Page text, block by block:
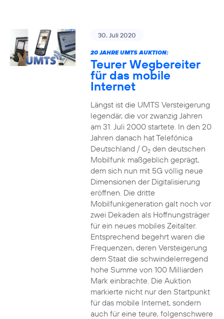
30. Juli 2020
20 JAHRE UMTS AUKTION:
Teurer Wegbereiter
für das mobile
Internet
Längst ist die UMTS Versteigerung
legendär, die vor zwanzig Jahren
am 31. Juli 2000 startete. In den 20
Jahren danach hat Telefónica
Deutschland / O2den deutschen
Mobilfunk maßgeblich geprägt,
dem sich nun mit 5G völlig neue
Dimensionen der Digitalisierung
eröffnen. Die dritte
Mobilfunkgeneration galt noch vor
zwei Dekaden als Hoffnungsträger
für ein neues mobiles Zeitalter.
Entsprechend begehrt waren die
Frequenzen, deren Versteigerung
dem Staat die schwindelerregend
hohe Summe von 100 Milliarden
Mark einbrachte. Die Auktion
markierte nicht nur den Startpunkt
für das mobile Internet, sondern
auch für eine teure, folgenschwere